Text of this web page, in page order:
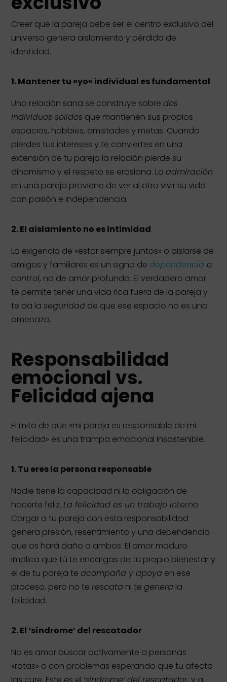
Creer que la pareja debe ser el centro exclusivo del
universo genera aislamiento y pérdida de
identidad.
1.Mantener tu «yo» individual es fundamental
Una relación sana se construye sobre dos
individuos sólidos que mantienen sus propios
espacios, hobbies, amistades y metas. Cuando
pierdes tus intereses y te conviertes en una
extensión de tu pareja la relación pierde su
dinamismo y el respeto se erosiona. Laadmiración
en una pareja proviene de ver al otro vivir su vida
con pasión e independencia.
2.El aislamiento no es intimidad
La exigencia de «estar siempre juntos» o aislarse de
amigos y familiares es un signo dedependencia o
control, no de amor profundo. El verdadero amor
te permite tener una vida rica fuera de la pareja y
te da laseguridad de que ese espacio no es una
amenaza.
Responsabilidad
emocional vs.
Felicidad ajena
El mito de que «mi pareja es responsable de mi
felicidad» es una trampa emocional insostenible.
1. Tu eres la persona responsable
Nadie tiene la capacidad ni la obligación de
hacerte feliz.La felicidad es un trabajo interno.
Cargar a tu pareja con esta responsabilidad
genera presión, resentimiento y una dependencia
que os hará daño a ambos. El amor maduro
implica que tú te encargas de tu propio bienestar y
el de tu pareja teacompaña y apoya en ese
proceso, pero no terescata ni te genera la
felicidad.
2. El ‘síndrome’ del rescatador
No es amor buscar activamente a personas
«rotas» o con problemas esperando que tu afecto